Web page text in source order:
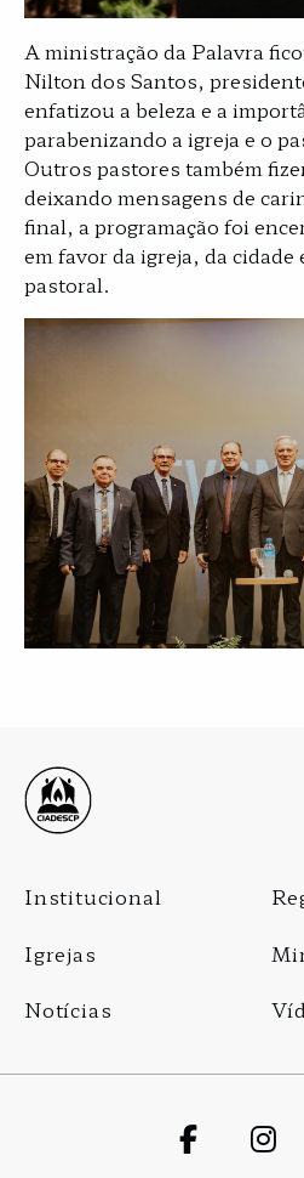
A ministração da Palavra
Nilton dos Santos,
enfatizou a beleza e a
parabenizando a igreja e o
Outros pastores também
deixando mensagens de
final, a programação foi
em favor da igreja, da
pastoral.
Footer
Menu
Institucional
Igrejas
Notícias